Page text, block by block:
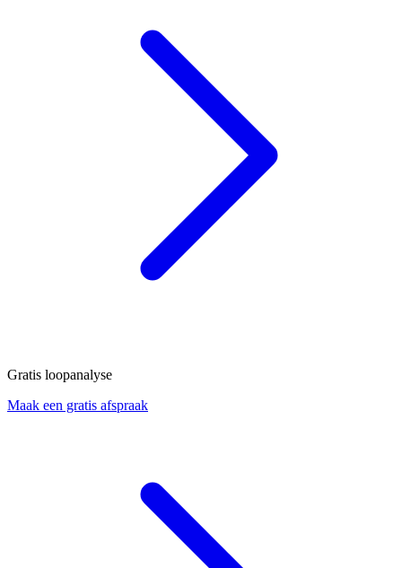
Gratis loopanalyse
Maak een gratis afspraak